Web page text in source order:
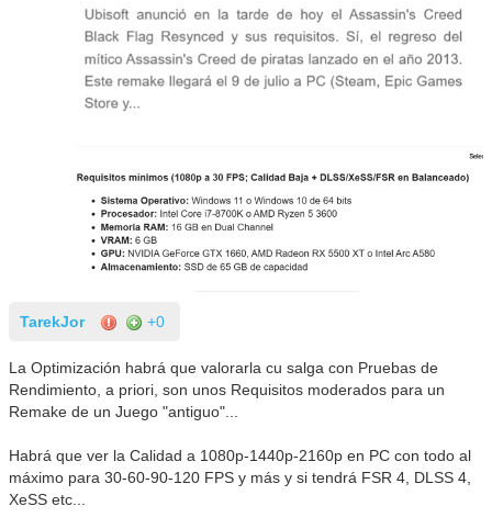
TarekJor +0
La Optimización habrá que valorarla cu salga con Pruebas de
Rendimiento, a priori, son unos Requisitos moderados para un
Remake de un Juego "antiguo"...
Habrá que ver la Calidad a 1080p-1440p-2160p en PC con todo al
máximo para 30-60-90-120 FPS y más y si tendrá FSR 4, DLSS 4,
XeSS etc...